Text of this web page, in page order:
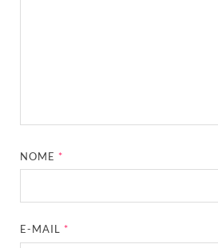
NOME*
E-MAIL*